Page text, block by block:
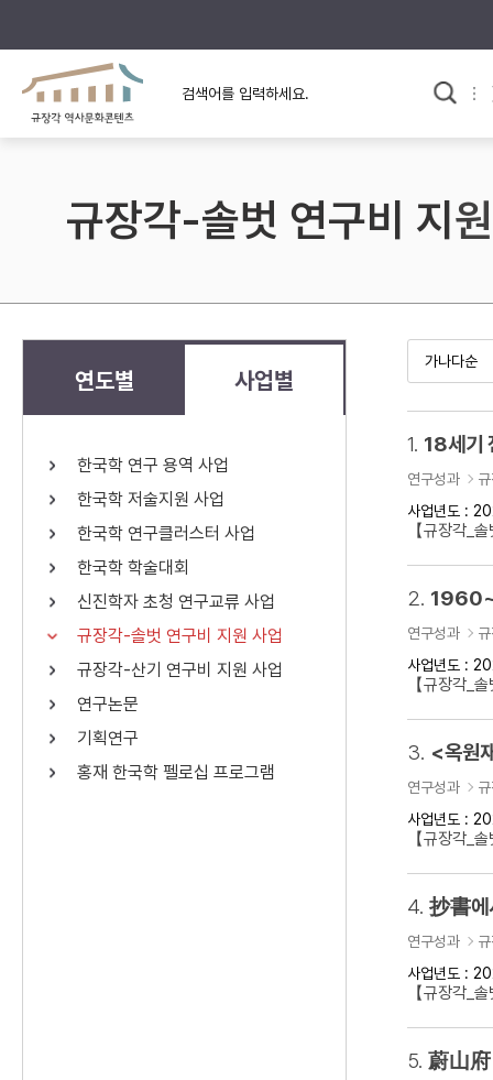
규장각의 어제와 오늘
규장각 소개영상
사료와 문학으로 본
고대
고려
조선 후기
근대
검색 연산자 사용안내
연산자
AND
OR 정조 OR 정약용 “정조” 또는 “
료를 검색
규장각-솔벗 연구비 지
연도별 사업별
한국학 연구 용역 사업
한국학 저술지원 사업
한국학 연구클러스터 사업
한국학 학술대회
신진학자 초청 연구교류 사업
규장각-솔벗 연구비 지원 사업
규장각-산기 연구비 지원 사업
연구논문
기획연구
홍재 한국학 펠로십 프로그램
1. 18세기
연구성과
사업년도 :
【규장각_
2.
연구성과
사업년도 :
【규장각_
3. <옥원
연구성과
사업년도 :
【규장각_
4. 抄書에
연구성과
사업년도 :
【규장각_
5. 蔚山府